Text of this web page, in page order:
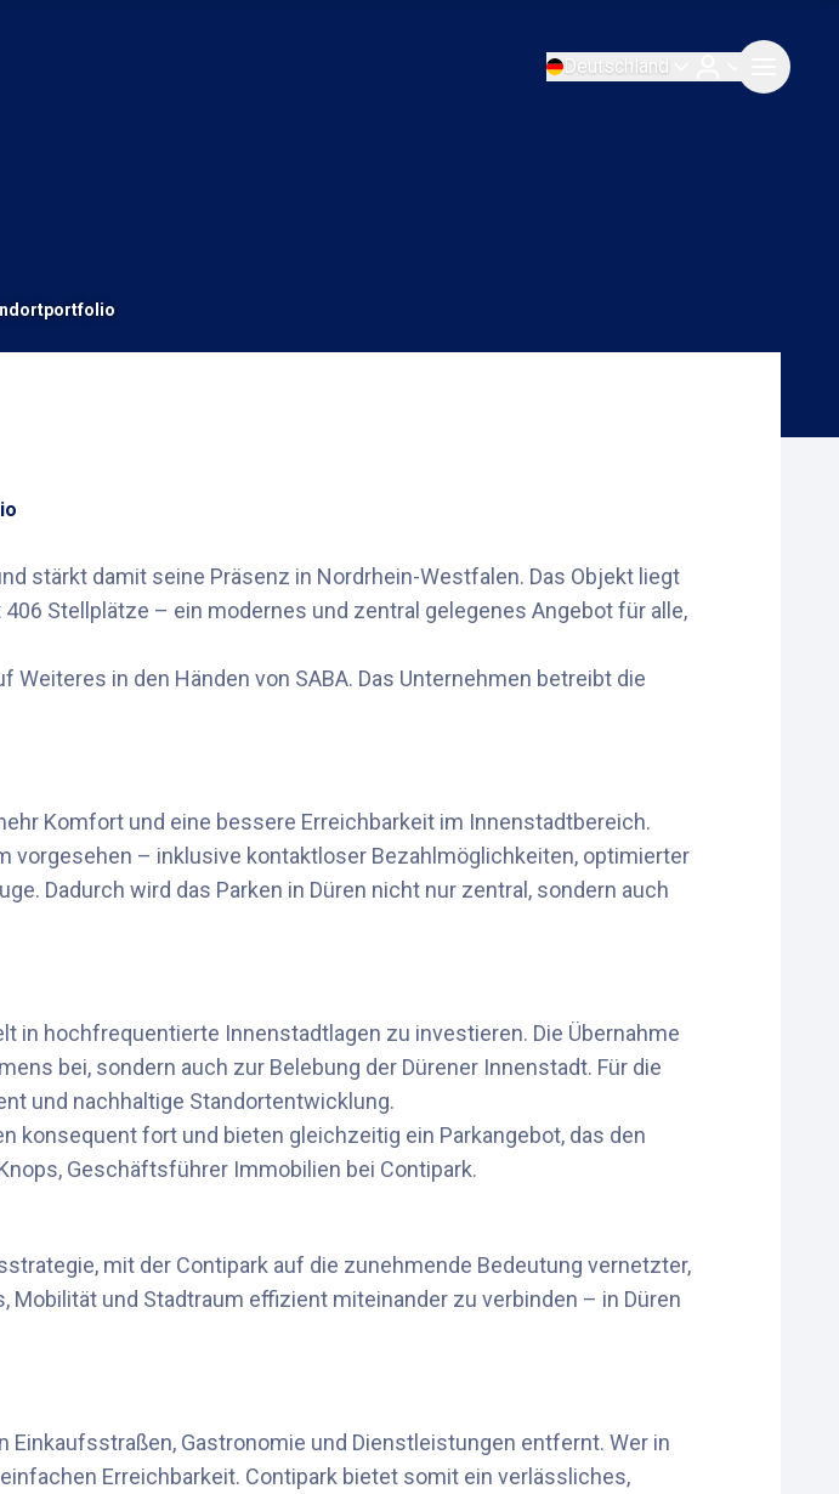
Deutschland
stärkt damit seine Präsenz in Nordrhein-Westfalen. Das Objekt liegt
Stellplätze – ein modernes und zentral gelegenes Angebot für alle,
in den Händen von SABA. Das Unternehmen betreibt die
Komfort und eine bessere Erreichbarkeit im Innenstadtbereich.
vorgesehen – inklusive kontaktloser Bezahlmöglichkeiten, optimierter
Dadurch wird das Parken in Düren nicht nur zentral, sondern auch
in hochfrequentierte Innenstadtlagen zu investieren. Die Übernahme
bei, sondern auch zur Belebung der Dürener Innenstadt. Für die
und nachhaltige Standortentwicklung.
konsequent fort und bieten gleichzeitig ein Parkangebot, das den
Geschäftsführer Immobilien bei Contipark.
mit der Contipark auf die zunehmende Bedeutung vernetzter,
und Stadtraum effizient miteinander zu verbinden – in Düren
Gastronomie und Dienstleistungen entfernt. Wer in
Erreichbarkeit. Contipark bietet somit ein verlässliches,